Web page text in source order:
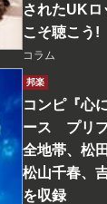
されたUKロ
こそ聴こう!
コラム
邦楽
コンピ『心
ース プリ
全地帯、松
松山千春、
を収録